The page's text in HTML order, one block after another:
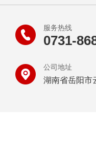
服务热线
0731-
公司地址
湖南省岳阳市